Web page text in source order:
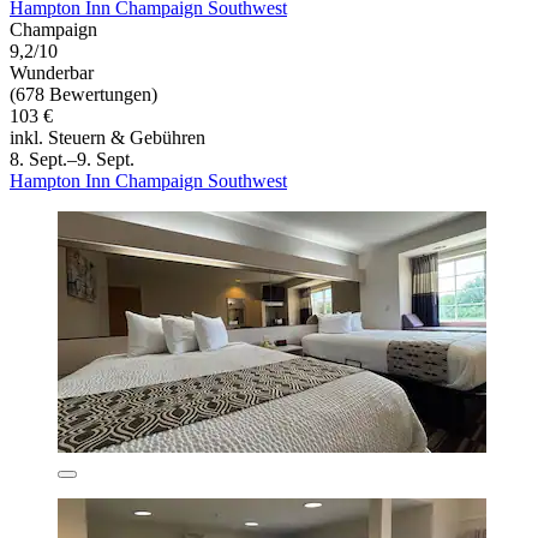
Hampton Inn Champaign Southwest
Champaign
9,2/10
Wunderbar
(678 Bewertungen)
103 €
inkl. Steuern & Gebühren
8. Sept.–9. Sept.
Hampton Inn Champaign Southwest